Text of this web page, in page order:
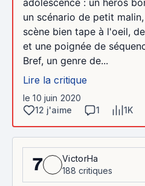
un scénario de petit
scène bien tape à l'oeil,
et une poignée de
Bref, un genre de...
Lire la critique
le 10 juin 2020
12 j'aime
1 1K
7
VictorHa
188 critiques